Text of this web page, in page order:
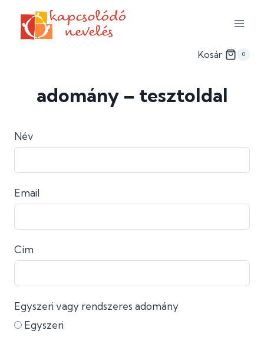
content
Kosár 0
adomány – tesztoldal
Név
Email
Cím
Egyszeri vagy rendszeres adomány
Egyszeri